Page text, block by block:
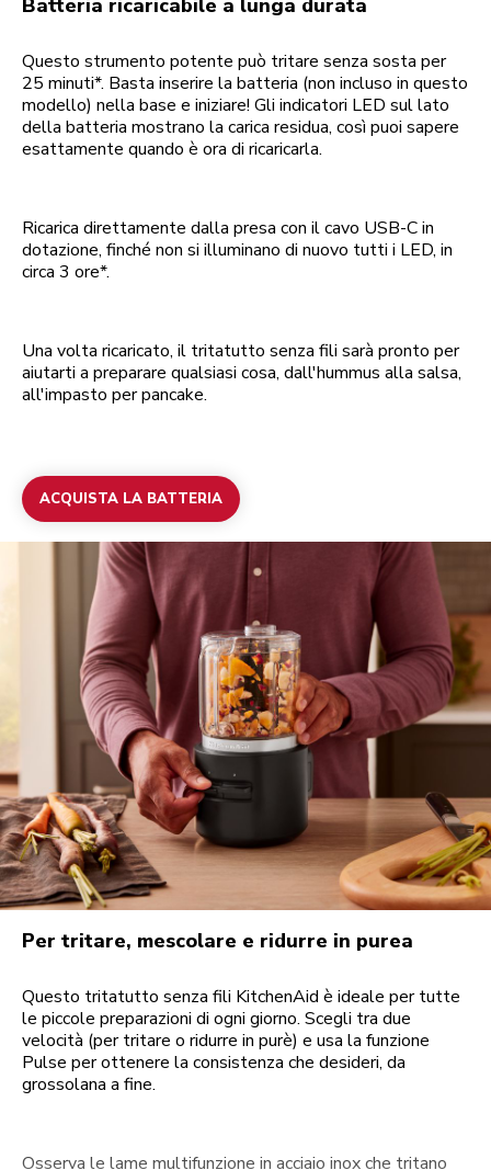
Batteria ricaricabile a lunga durata
Questo strumento potente può tritare senza sosta per
25 minuti*. Basta inserire la batteria (non incluso in questo
modello) nella base e iniziare! Gli indicatori LED sul lato
della batteria mostrano la carica residua, così puoi sapere
esattamente quando è ora di ricaricarla.
Ricarica direttamente dalla presa con il cavo USB-C in
dotazione, finché non si illuminano di nuovo tutti i LED, in
circa 3 ore*.
Una volta ricaricato, il tritatutto senza fili sarà pronto per
aiutarti a preparare qualsiasi cosa, dall'hummus alla salsa,
all'impasto per pancake.
ACQUISTA LA BATTERIA
Per tritare, mescolare e ridurre in purea
Questo tritatutto senza fili KitchenAid è ideale per tutte
le piccole preparazioni di ogni giorno. Scegli tra due
velocità (per tritare o ridurre in purè) e usa la funzione
Pulse per ottenere la consistenza che desideri, da
grossolana a fine.
Osserva le lame multifunzione in acciaio inox che tritano